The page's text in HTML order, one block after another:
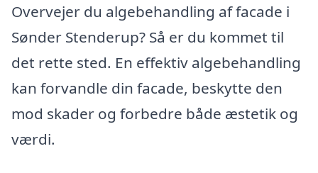
Overvejer du algebehandling af facade i
Sønder Stenderup? Så er du kommet til
det rette sted. En effektiv algebehandling
kan forvandle din facade, beskytte den
mod skader og forbedre både æstetik og
værdi.